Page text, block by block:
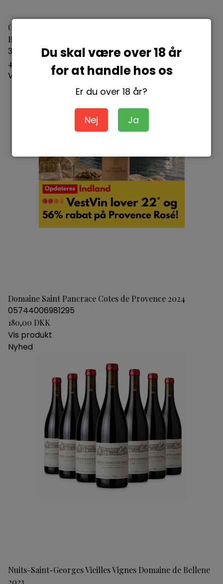
Du skal være over 18 år
for at handle hos os
Er du over 18 år?
Nej Ja
Gevrey Chambertin Vieilles Vignes Maison Roche de
Bellene 2021
3760191285804
499,00 DKK
Vis produkt
Domaine Saint Pancrace Cotes de Provence 2024
05744006981295
180,00 DKK
Vis produkt
Nyhed
Nuits-Saint-Georges Vieilles Vignes Domaine de Bellene